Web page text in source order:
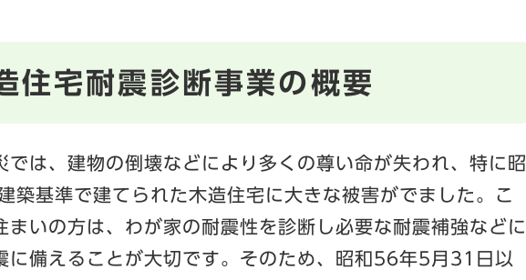
住宅耐震診断事業の概要
では、建物の倒壊などにより多くの尊い命が失われ、特に昭
築基準で建てられた木造住宅に大きな被害がでました。こ
まいの方は、わが家の耐震性を診断し必要な耐震補強などに
に備えることが大切です。そのため、昭和56年5月31日以